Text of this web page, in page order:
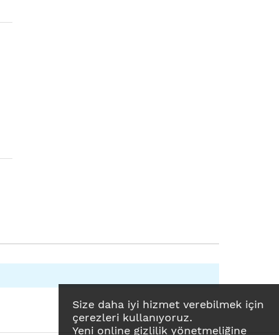
Size daha iyi hizmet verebilmek için
çerezleri kullanıyoruz.
Yeni online gizlilik yönetmeliğine